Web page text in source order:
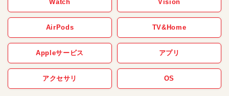
Watch Vision
AirPods TV&Home
Appleサービス アプリ
アクセサリ OS